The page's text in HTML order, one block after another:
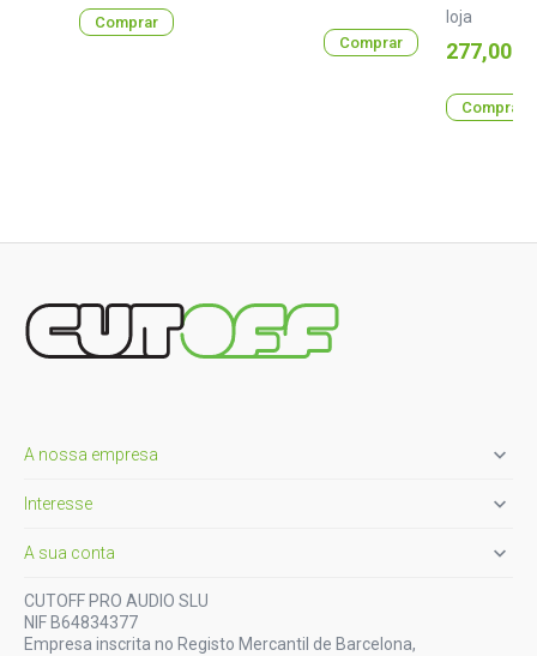
Comprar
Comprar
loja
Preço
277,00 €
Comprar
A nossa empresa 
Interesse 
A sua conta 
CUTOFF PRO AUDIO SLU
NIF B64834377
Empresa inscrita no Registo Mercantil de Barcelona,